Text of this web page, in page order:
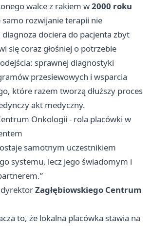
walce z rakiem w2000 roku
rozwijanie terapii nie
dociera do pacjenta zbyt
się coraz głośniej o potrzebie
sprawnej diagnostyki
przesiewowych i wsparcia
które razem tworzą dłuższy proces
akt medyczny.
Onkologii - rola placówki w
samotnym uczestnikiem
systemu, lecz jego świadomym i
Zagłębiowskiego Centrum
to, że lokalna placówka stawia na